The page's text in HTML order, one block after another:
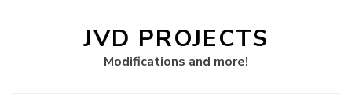
JVD PROJECTS
Modifications and more!